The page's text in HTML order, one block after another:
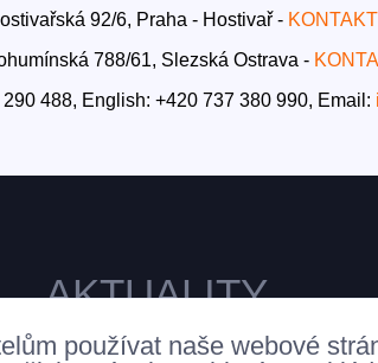
92/6, Praha - Hostivař - KONTAKT
788/61, Slezská Ostrava -
488, English: +420 737 380 990, Email:
AKTUALITY
používat naše webové